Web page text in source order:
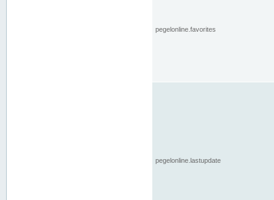
pegelonline.favorites
pegelonline.lastupdate